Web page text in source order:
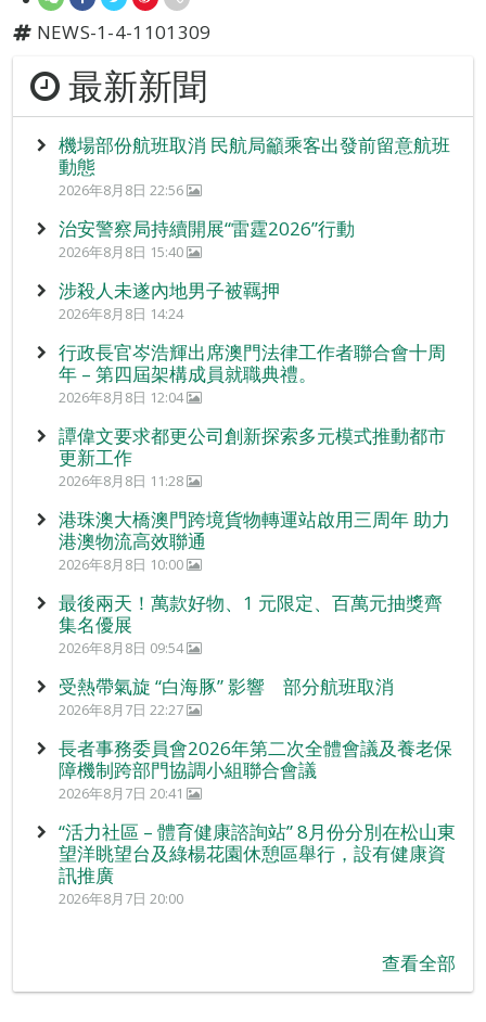
NEWS-1-4-1101309
最新新聞
機場部份航班取消 民航局籲乘客出發前留意航班
動態
2026年8月8日 22:56
治安警察局持續開展“雷霆2026”行動
2026年8月8日 15:40
涉殺人未遂內地男子被羈押
2026年8月8日 14:24
行政長官岑浩輝出席澳門法律工作者聯合會十周
年 – 第四屆架構成員就職典禮。
2026年8月8日 12:04
譚偉文要求都更公司創新探索多元模式推動都市
更新工作
2026年8月8日 11:28
港珠澳大橋澳門跨境貨物轉運站啟用三周年 助力
港澳物流高效聯通
2026年8月8日 10:00
最後兩天！萬款好物、1 元限定、百萬元抽獎齊
集名優展
2026年8月8日 09:54
受熱帶氣旋 “白海豚” 影響 部分航班取消
2026年8月7日 22:27
長者事務委員會2026年第二次全體會議及養老保
障機制跨部門協調小組聯合會議
2026年8月7日 20:41
“活力社區 – 體育健康諮詢站” 8月份分別在松山東
望洋眺望台及綠楊花園休憩區舉行，設有健康資
訊推廣
2026年8月7日 20:00
查看全部